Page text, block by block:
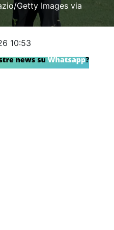
Getty Images via
10:53